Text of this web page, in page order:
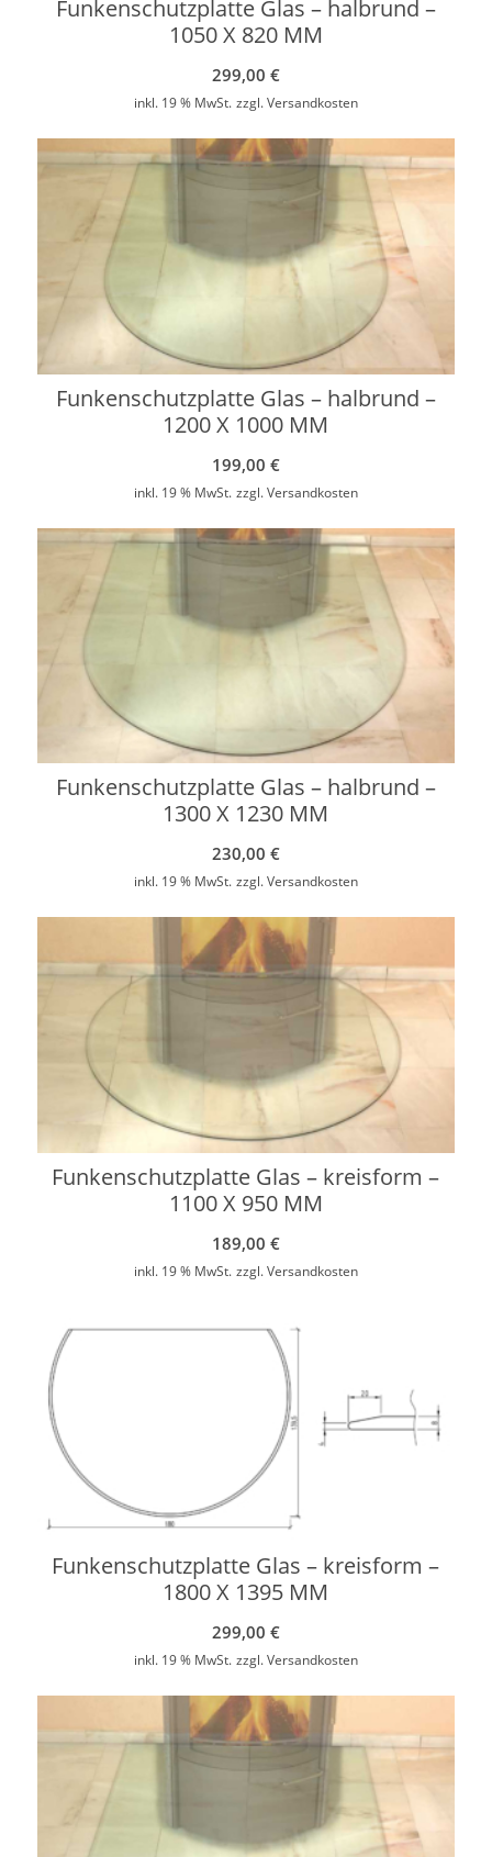
Funkenschutzplatte Glas – halbrund –
1050 X 820 MM
299,00 €
inkl. 19 % MwSt. zzgl.Versandkosten
Funkenschutzplatte Glas – halbrund –
1200 X 1000 MM
199,00 €
inkl. 19 % MwSt. zzgl.Versandkosten
Funkenschutzplatte Glas – halbrund –
1300 X 1230 MM
230,00 €
inkl. 19 % MwSt. zzgl.Versandkosten
Funkenschutzplatte Glas – kreisform –
1100 X 950 MM
189,00 €
inkl. 19 % MwSt. zzgl.Versandkosten
Funkenschutzplatte Glas – kreisform –
1800 X 1395 MM
299,00 €
inkl. 19 % MwSt. zzgl.Versandkosten